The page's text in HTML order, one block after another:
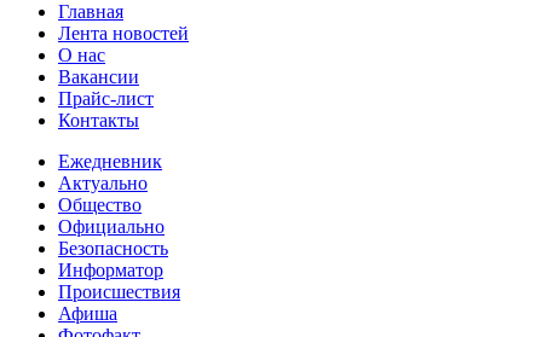
Главная
Лента новостей
О нас
Вакансии
Прайс-лист
Контакты
Ежедневник
Актуально
Общество
Официально
Безопасность
Информатор
Происшествия
Афиша